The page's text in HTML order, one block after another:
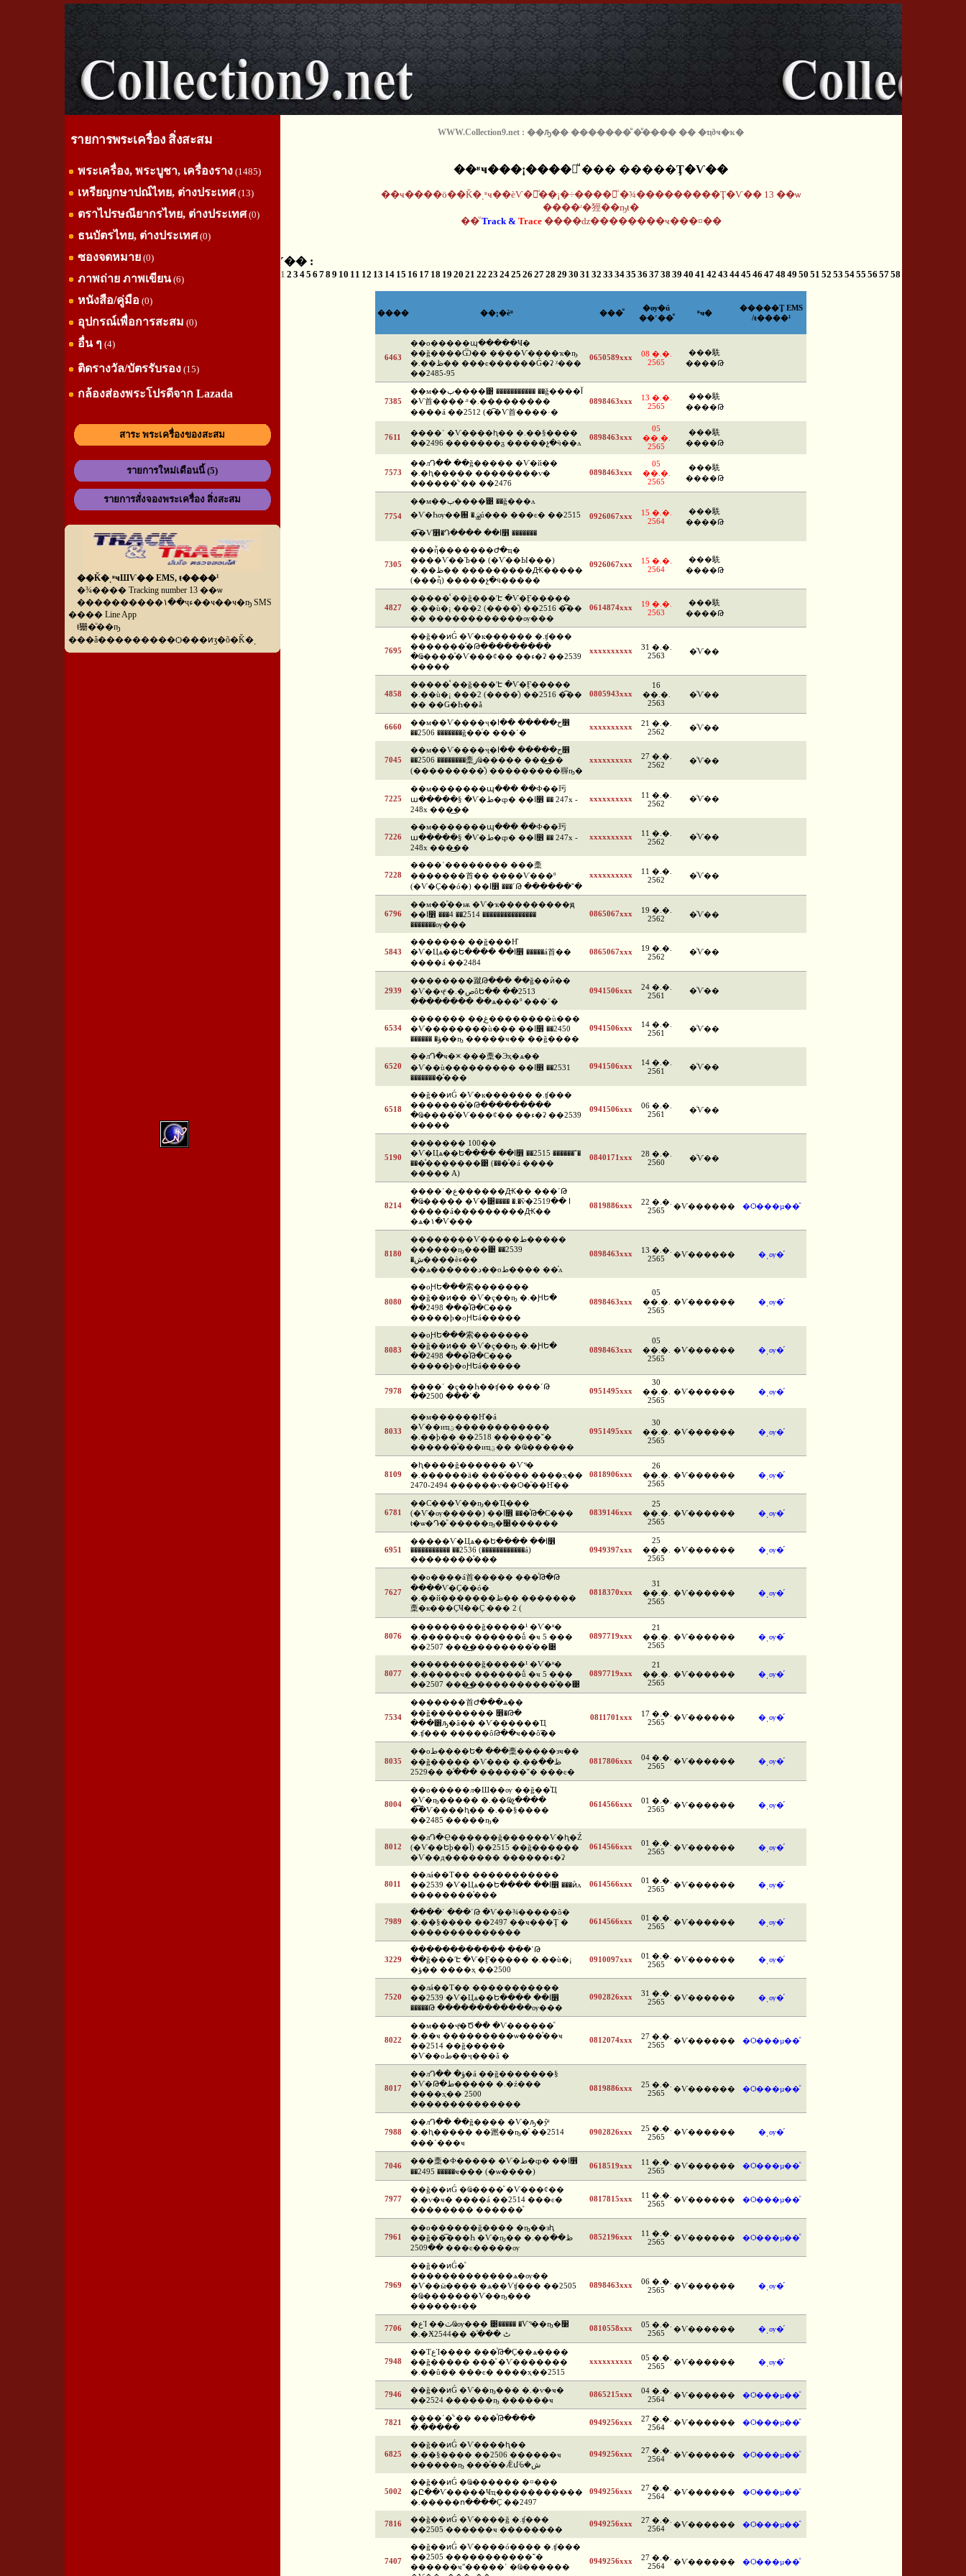
รายการพระเครื่อง สิ่งสะสม
พระเครื่อง, พระบูชา, เครื่องราง(1485)
เหรียญกษาปณ์ไทย, ต่างประเทศ(13)
ตราไปรษณียากรไทย, ต่างประเทศ(0)
ธนบัตรไทย, ต่างประเทศ(0)
ซองจดหมาย(0)
ภาพถ่าย ภาพเขียน(6)
หนังสือ/คู่มือ (0)
อุปกรณ์เพื่อการสะสม (0)
อื่น ๆ (4)
ติดรางวัล/บัตรรับรอง(15)
กล้องส่องพระโปรดีจาก Lazada
สาระ พระเครื่องของสะสม
รายการใหม่เดือนนี้ (5)
รายการสั่งจองพระเครื่อง สิ่งสะสม
��Ǩ�ͺʶҹШѴ�� EMS, ŧ����¹
�¾���� Tracking number 13 ��ѡ
����������١��ҷء��ҹ��ҹ�ҧ SMS
���� Line App
ŧ㹪�ͧ��ҧ
���ǡ���������Ѻ���ͷӡ�õ�Ǩ�ͺ
WWW.Collection9.net : ��ԡ�� �������ͧ �ͧ���� �� �ҵðҹ�ҡ�
��ʶҹ���¡����觨ͧ ��� �����Ţ�Ѵ��
��ҹ����ö��Ǩ�ͺʶҹ��èѴ�觢ͧ��¡�÷����觨ͧ �¾���������Ţ�Ѵ�� 13 ��ѡ
����ʴ�㹵��ҧŧ�
��ͧ Track & Trace ����ǳ��������ҹ���¤��
˹�� :
1 2 3 45 6 78 9 10 11 12 13 14 15 16 17 18 19 20 21 22 23 2425 26 2728 29 30 31 32 33 3435 36 3738 39 40 41 42 43 4445 46 4748 49 50 51 52 53 5455 56 5758
���� ��¡�èͧ ���ͧ
�ѹ�ú
��˹��ͧ
ʶҹ�
�����Ţ EMS
/ŧ����¹
6463
��о�����պ�����Ҹ�
��ǧ����Ѿ�� ����Ѵ����ҡ�ҧ
�.��ظ�� ���ͼ������Ǵ�ʡ ᵡ���
��2485-95
0650589xxx
08 �.�.
2565
���駪
����Թ
7385
��м��ٻ����͹ ����������� ��ǧ����آ
�Ѵ⾸����·ͧ �.���������
����á ��2512 (�͡�Ѵ⾸����·�
0898463xxx
13 �.�.
2565
���駪
����Թ
7611
����ʹ �Ѵ����ԧ�� �.��§����
��2496 �������ᵹ �����չ�ӵ��ᴧ
0898463xxx
05
��.�.
2565
���駪
����Թ
7573
��лԴ�� ��ǧ����� �Ѵ�й��
�.�ԧ����� ��������ѵ�
������ͧ˹�� ��2476
0898463xxx
05
��.�.
2565
���駪
����Թ
7754
��м��ٻ����͹ ��ǧ���ᴧ
�Ѵ�Һѹ��԰ �.ྪú��� ���ͼ� ��2515
�͡�Ѵ෾�Դ���� ��ا෾ �������
0926067xxx
15 �.�.
2564
���駪
����Թ
7305
���ἧ�������Ժ�ҵ�
����Ѵ��Ъ�� (�Ѵ��Ы���)
�.��ظ�� ���������Ԫ�����
(���ἧ) �����չ�ӵ�����
0926067xxx
15 �.�.
2564
���駪
����Թ
4827
�����ⷹ ��ǧ���ʹԷ �Ѵ�Ӻ�����
�.��ù�¡ ���2 (����ͧ) ��2516 �͡��
�� ������������ѹ���
0614874xxx
19 �.�.
2563
���駪
����Թ
7695
��ǧ��ͷǴ �Ѵ�к������ �.ʧ���
�������ͧ�Թ���������
�Ҩ����ͧ�Ѵ���¢�� ��ء�ʡ ��2539
�����
xxxxxxxxxx
31 �.�.
2563
�ͨѴ��
4858
�����ⷹ ��ǧ���ʹԷ �Ѵ�Ӻ�����
�.��ù�¡ ���2 (����ͧ) ��2516 �͡��
�� ��Ǥ�Һ��ǡ
0805943xxx
16
��.�.
2563
�ͨѴ��
6660
��м��Ѵ����ҷ�ح����� ��ا෾
��2506 �������ǧ��ͨ� ���ʹ�
xxxxxxxxxx
21 �.�.
2562
�ͨѴ��
7045
��м��Ѵ����ҷ�ح����� ��ا෾
��2506 ��������稾زҨ����� ���͢��
(���������ͧ) ���������稺ҧ�
xxxxxxxxxx
27 �.�.
2562
�ͨѴ��
7225
��м�������պ��� ��Ф��㺮
ա�����§ �Ѵ�ط�ȹ� ��ا෾ �� 247x -
248x ���͢��
xxxxxxxxxx
11 �.�.
2562
�ͨѴ��
7226
��м�������պ��� ��Ф��㺮
ա�����§ �Ѵ�ط�ȹ� ��ا෾ �� 247x -
248x ���͢��
xxxxxxxxxx
11 �.�.
2562
�ͨѴ��
7228
����ʹ�������� ���稾
�������⾸�� ����Ѵ���º
(�Ѵ�Ҫ��ó�) ��ا෾ ���ʹԹ ������˭�
xxxxxxxxxx
11 �.�.
2562
�ͨѴ��
6796
��м��ͧ��ѭ �Ѵ�ҡ���������ԭ
��ا෾ ���4 ��2514 ���������������
�������ѹ���
0865067xxx
19 �.�.
2562
�ͨѴ��
5843
������� ��ǧ���Ҥ
�Ѵ�Цѧ��Ե���� ��ا෾ �����á⾸��
����á ��2484
0865067xxx
19 �.�.
2562
�ͨѴ��
2939
��������蹴Թ��� ��ǧ��ͷͧ��
�Ѵ��ҷͧ �.�صôԵ�� ��2513
�������� ��ѧ���º ���ʹ�
0941506xxx
24 �.�.
2561
�ͨѴ��
6534
������� ��غ֧��������ù���
�Ѵ��������ù��� ��ا෾ ��2450
������ �ؤ��ҧ �����ҹ�� ��ǧ����
0941506xxx
14 �.�.
2561
�ͨѴ��
6520
��лԴ�ҹ�⪤ ���稾�Эҳ�ѧ��
�Ѵ��ù��������� ��ا෾ ��2531
��������ͧ���
0941506xxx
14 �.�.
2561
�ͨѴ��
6518
��ǧ��ͷǴ �Ѵ�к������ �.ʧ���
�������ͧ�Թ���������
�Ҩ����ͧ�Ѵ���¢�� ��ء�ʡ ��2539
�����
0941506xxx
06 �.�.
2561
�ͨѴ��
5190
������� 100��
�Ѵ�Цѧ��Ե���� ��ا෾ ��2515 ������˭�
���ͤ�������͹ (���ͤ�á ����
����� A)
0840171xxx
28 �.�.
2560
�ͨѴ��
8214
����ʹ�ع������Ԫ�� ���ʹԹ
�Ҩ����� �Ѵ�͹���� �.�ѷ�ا ��2519
�����á���������Ԫ��
�ѧ�١�Ѵ���
0819886xxx
22 �.�.
2565
�Ѵ������ �Ѻ���µ��ͧ
8180
��������Ѵ�����ط�����
������ҧ���͹ ��2539
�ش����èء��
��ѧ������د��оط���� ��֡ᴧ
0898463xxx
13 �.�.
2565
�Ѵ������ �ͺѹ�֡
8080
��оԨԵ���索�������
��ǧ��ͷ�� �Ѵ�ç��ҧ �.�ԨԵ�
��2498 ���ͪԹ�С���
�����þ�оԨԵá�����
0898463xxx
05
��.�.
2565
�Ѵ������ �ͺѹ�֡
8083
��оԨԵ���索�������
��ǧ��ͷ�� �Ѵ�ç��ҧ �.�ԨԵ�
��2498 ���ͪԹ�С���
�����þ�оԨԵá�����
0898463xxx
05
��.�.
2565
�Ѵ������ �ͺѹ�֡
7978
����ʹ �ç��Һ��ʧ�� ���ʹԹ
��2500 ���ʹ�
0951495xxx
30
��.�.
2565
�Ѵ������ �ͺѹ�֡
8033
��м������Ҥ�á
�Ѵ��иҵؾ������������
�.��þ�� ��2518 ������˭�
������ͧ���иҵؾ�� �Ҩ������
0951495xxx
30
��.�.
2565
�Ѵ������ �ͺѹ�֡
8109
�ԧ����ǧ������ �Ѵ˹ͧ�
�.������ä� ���ͧ��� ����ҳ��
2470-2494 ������ѵ��Ѻ�ͧ��Ҥ��
0818906xxx
26
��.�.
2565
�Ѵ������ �ͺѹ�֡
6781
��С���Ѵ��ҧ��Ҵ���
(�Ѵ�ѹ�����) ��ا෾ ���ͪԹ�С���
ŧ�ѡ�Դ�ͧ �����ҧ�׹������
0839146xxx
25
��.�.
2565
�Ѵ������ �ͺѹ�֡
6951
�����Ѵ�Цѧ��Ե���� ��ا෾
����������� ��2536 (������������á)
��������ͧ���
0949397xxx
25
��.�.
2565
�Ѵ������ �ͺѹ�֡
7627
��о����á⾸����� ���ͪԹ�Թ
����Ѵ�Ҫ��ó�
�.��й�������ظ�� �������
稾�к���ҪҸ��Ҫ ��� 2 (
0818370xxx
31
��.�.
2565
�Ѵ������ �ͺѹ�֡
8076
���������ǧ�����¹ �Ѵ�ʶ�
�.�����ҹ� ������ṹ �ҹ 5 ���
��2507 ���͢��������ͧ��͹
0897719xxx
21
��.�.
2565
�Ѵ������ �ͺѹ�֡
8077
���������ǧ�����¹ �Ѵ�ʶ�
�.�����ҹ� ������ṹ �ҹ 5 ���
��2507 ���͢�����������ͧ��͹
0897719xxx
21
��.�.
2565
�Ѵ������ �ͺѹ�֡
7534
�������⾸Ժ���ѧ��
��ǧ�������� ෾�Թ�
���͸ԡ�â�� �Ѵ������Ҵ
�.ʧ��� �����ôԹ��ҹ��ô͡��
0811701xxx
17 �.�.
2565
�Ѵ������ �ͺѹ�֡
8035
��оط����Ե� ���稾�����зҹ��
��ǧ����� �Ѵ��� �.��ظ��
����ͧ ��2529 ������˭� ���ͼ�
0817806xxx
04 �.�.
2565
�Ѵ������ �ͺѹ�֡
8004
��о�����л�Ш��ѹ ��ǧ��ͨҴ
�Ѵ�ҧ����� �.��Ҩչ����
�͡�Ѵ����ԧ�� �.��§����
��2485 �����ҧ�
0614566xxx
01 �.�.
2565
�Ѵ������ �ͺѹ�֡
8012
��лԴ�Ҿ������ǧ������Ѵ�ԧ�Ź
(�Ѵ��Եþ��آ) ��2515 ��ǧ������
�Ѵ��д������� ������ء�ʡ
0614566xxx
01 �.�.
2565
�Ѵ������ �ͺѹ�֡
8011
��лá��Т�� �����������
��2539 �Ѵ�Цѧ��Ե���� ��ا෾ ���ͷͧᴧ
��������ͧ���
0614566xxx
01 �.�.
2565
�Ѵ������ �ͺѹ�֡
7989
����ʹ ���ʹԹ �Ѵ��¾�����õ�
�.��§���� ��2497 ��ҹ���Ţ �
��������������
0614566xxx
01 �.�.
2565
�Ѵ������ �ͺѹ�֡
3229
������������ ���ʹԹ
��ǧ���ʹԷ �Ѵ�Ӻ����� �.��ù�¡
�ؤ�� ����ҳ ��2500
0910097xxx
01 �.�.
2565
�Ѵ������ �ͺѹ�֡
7520
��лá��Т�� �����������
��2539 �Ѵ�Цѧ��Ե���� ��ا෾
�����Թ ������������ѹ���
0902826xxx
31 �.�.
2565
�Ѵ������ �ͺѹ�֡
8022
��м���ҷͧ�Ծ�� �Ѵ������ͧ
�.��ҹ ���������ѡ���ͧ��ҹ
��2514 ��ǧ�����
�Ѵ��оط��ҷ���ǡ �
0812074xxx
27 �.�.
2565
�Ѵ������ �Ѻ���µ��ͧ
8017
��лԴ�� �ؤ�á ��ǧ�������§
�Ѵ�Թ�ط����� �.�ź���
����ҳ�� 2500
��������������
0819886xxx
25 �.�.
2565
�Ѵ������ �Ѻ���µ��ͧ
7988
��лԴ�� ��ǧ���� �Ѵ�ԡ�ŷͧ
�.�ԧ����� ��蹨��ҧ�֡ ��2514
���ʹ���ҹ
0902826xxx
25 �.�.
2565
�Ѵ������ �ͺѹ�֡
7046
���稾�Ф����� �Ѵ�ط�ȹ� ��ا෾
��2495 �����ҹ��� (�ѡ����)
0618519xxx
11 �.�.
2565
�Ѵ������ �Ѻ���µ��ͧ
7977
��ǧ��ͷǴ �Ҩ����ͧ �Ѵ���¢��
�.�ѵ�ҹ� ����á ��2514 ���ͼ�
�������� ������ͧ
0817815xxx
11 �.�.
2565
�Ѵ������ �Ѻ���µ��ͧ
7961
��о������ǧ���� �ҧ��зԧ
��ǧ��͡���Һ �Ѵ�ҧ�� �.��ظ��
��2509 ���ͼ�����ѹ
0852196xxx
11 �.�.
2565
�Ѵ������ �Ѻ���µ��ͧ
7969
��ǧ��ͷǴ�ͧ
�������������ѧ�ѹ��
�Ѵ��ӹ���� �ѧ��Ѵʧ��� ��2505
�Ҩ�������Ѵ��ҧ���
������ء��
0898463xxx
06 �.�.
2565
�Ѵ������ �ͺѹ�֡
7706
�عἹ ��ٺҨѹ��� ͹����� �Ѵ˹ͧ��ҧ�׹
�.�Ӿٹ ����ͧ ��2544
0810558xxx
05 �.�.
2565
�Ѵ������ �ͺѹ�֡
7948
��ТعἹ���� ���ͪԹ�Ҫ��ѧ����
��ǧ����� ���ͧ �Ѵ�������
�.��û�� ���ͼ� ����ҳ��2515
xxxxxxxxxx
05 �.�.
2565
�Ѵ������ �ͺѹ�֡
7946
��ǧ��ͷǴ �Ѵ��ҧ��� �.�ѵ�ҹ�
��2524 ������ҧ ������ҹ
0865215xxx
04 �.�.
2564
�Ѵ������ �Ѻ���µ��ͧ
7821
����ʹ�ͧ˹�� ���ͪԹ����
�.�����
0949256xxx
27 �.�.
2564
�Ѵ������ �Ѻ���µ��ͧ
6825
��ǧ��ͷǴ �Ѵ����ԧ��
�.��§���� ��2506 ������ҹ
������ҧ ���ͤ��Ǣմᢹ�ش
0949256xxx
27 �.�.
2564
�Ѵ������ �Ѻ���µ��ͧ
5002
��ǧ��ͷǴ �Ҩ������ �¤���
�Ը��Ѵ�����Ҹҵ�����������
�.�����ո����Ҫ ��2497
0949256xxx
27 �.�.
2564
�Ѵ������ �Ѻ���µ��ͧ
7816
��ǧ��ͷǴ �Ѵ����ǧ �.ʧ���
��2505 ������ҹ ��������
0949256xxx
27 �.�.
2564
�Ѵ������ �Ѻ���µ��ͧ
7407
��ǧ��ͷǴ �Ѵ����ó���� �.ʧ���
��2505 �����������˭�
������ҹʺ�����ʹ �Ҩ������
0949256xxx
27 �.�.
2564
�Ѵ������ �Ѻ���µ��ͧ